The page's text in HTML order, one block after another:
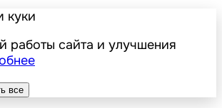
куки
работы сайта и улучшения
все